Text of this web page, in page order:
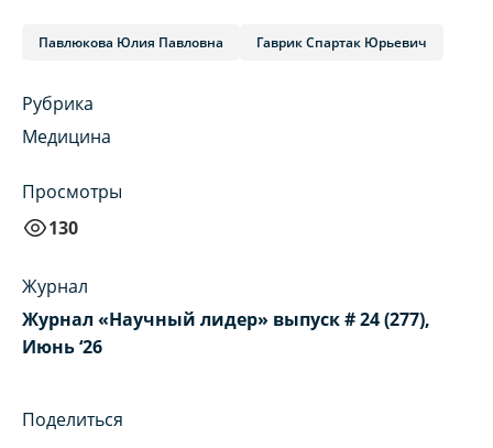
Павлюкова Юлия Павловна Гаврик Спартак Юрьевич
Рубрика
Медицина
Просмотры
130
Журнал
Журнал «Научный лидер» выпуск # 24 (277),
Июнь ‘26
Поделиться